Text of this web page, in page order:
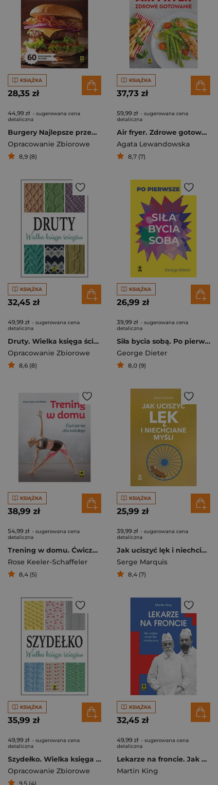
KSIĄŻKA
28,35 zł
44,99 zł - sugerowana cena
detaliczna
Burgery Najlepsze przepisy
Opracowanie Zbiorowe
8,9 (8)
KSIĄŻKA
37,73 zł
59,99 zł - sugerowana cena
detaliczna
Air fryer. Zdrowe gotowanie
Agata Lewandowska
8,7 (7)
KSIĄŻKA
32,45 zł
49,99 zł - sugerowana cena
detaliczna
Druty. Wielka księga ściegów
Opracowanie Zbiorowe
8,6 (8)
KSIĄŻKA
26,99 zł
39,99 zł - sugerowana cena
detaliczna
Siła bycia sobą. Po pierwsze ja
George Dieter
8,0 (9)
KSIĄŻKA
38,99 zł
54,99 zł - sugerowana cena
detaliczna
Trening w domu. Ćwiczenia dla każdego
Rose Keeler-Schaffeler
8,4 (5)
KSIĄŻKA
25,99 zł
39,99 zł - sugerowana cena
detaliczna
Jak uciszyć lęk i niechciane myśli
Serge Marquis
8,4 (7)
KSIĄŻKA
35,99 zł
49,99 zł - sugerowana cena
detaliczna
Szydełko. Wielka księga ściegów
Opracowanie Zbiorowe
9,5 (4)
KSIĄŻKA
32,45 zł
49,99 zł - sugerowana cena
detaliczna
Lekarze na froncie. Jak działania wojenne zmieniły medycynę wyd. 2026
Martin King